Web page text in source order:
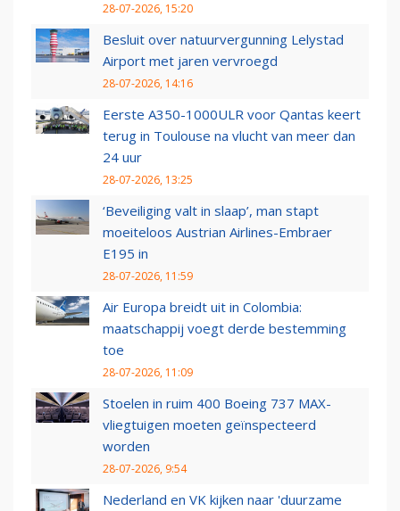
28-07-2026, 15:20
Besluit over natuurvergunning Lelystad
Airport met jaren vervroegd
28-07-2026, 14:16
Eerste A350-1000ULR voor Qantas keert
terug in Toulouse na vlucht van meer dan
24 uur
28-07-2026, 13:25
‘Beveiliging valt in slaap’, man stapt
moeiteloos Austrian Airlines-Embraer
E195 in
28-07-2026, 11:59
Air Europa breidt uit in Colombia:
maatschappij voegt derde bestemming
toe
28-07-2026, 11:09
Stoelen in ruim 400 Boeing 737 MAX-
vliegtuigen moeten geïnspecteerd
worden
28-07-2026, 9:54
Nederland en VK kijken naar 'duurzame